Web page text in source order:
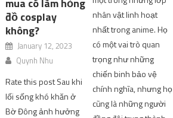
đồ cosplay
không?
January 12, 2023
Quynh Nhu
Rate this post Sau khi
lối sống khó khăn ở
Bờ Đông ảnh hưởng
nhân vật linh hoạt
nhất trong anime. Họ
có một vai trò quan
trọng như những
chiến binh bảo vệ
chính nghĩa, nhưng họ
cũng là những người